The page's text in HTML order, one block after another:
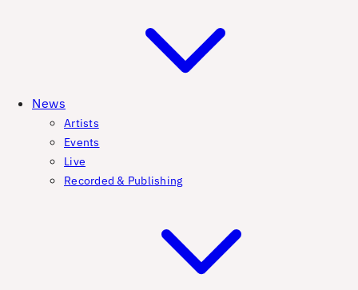
News
Artists
Events
Live
Recorded & Publishing